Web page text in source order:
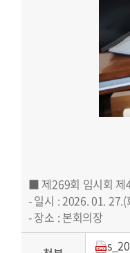
■ 제269회 임시회 제
- 일시 : 2026. 01.
- 장소 : 본회의장